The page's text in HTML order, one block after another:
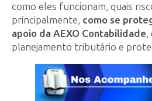
como eles funcionam, quais
principalmente, como se
apoio da AEXO Contabilidade,
planejamento tributário e